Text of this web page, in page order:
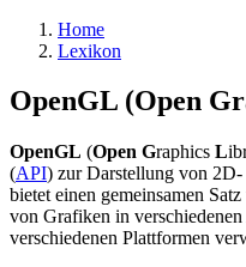
Home
Lexikon
OpenGL (Open
OpenGL (Open Graphics L
(API) zur Darstellung von
bietet einen gemeinsamen
von Grafiken in
verschiedenen Plattformen